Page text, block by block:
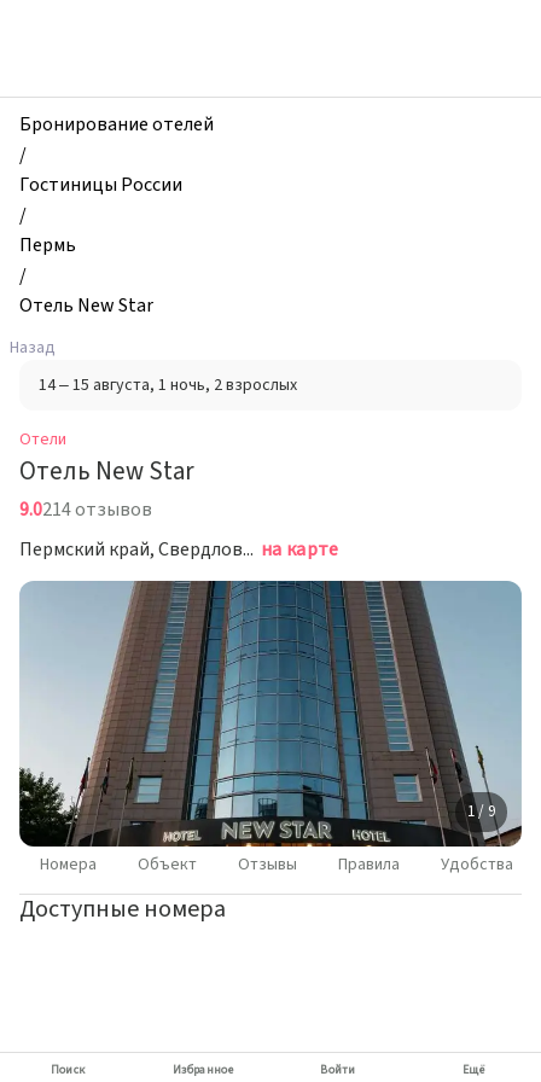
Отель
New
Star,
Пермь,
Россия
Бронирование отелей
/
Гостиницы России
/
Пермь
/
Отель New Star
Назад
14 – 15 августа, 1 ночь, 2 взрослых
Отели
Отель New Star
9.0214 отзывов
Пермский край, Свердловский район, г. Пермь, ул. Газеты «Звезда», д. 38Б на карте
1 / 9
Номера Объект Отзывы Правила Удобства
Доступные номера
Поиск Избранное Войти Ещё